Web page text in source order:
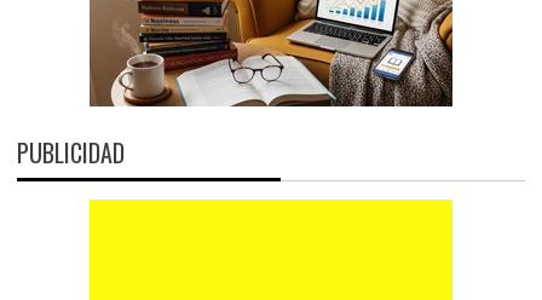
PUBLICIDAD